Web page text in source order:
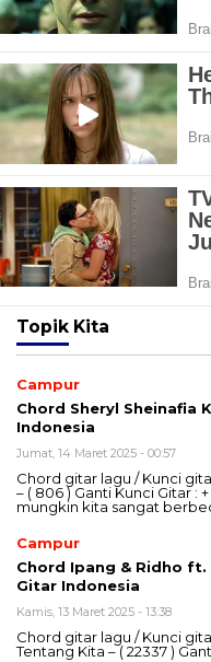
Topik Kita
Campur
Chord Sheryl Sheinafia
Indonesia
Jumat, 14 Maret 2025 - 00:57
Chord gitar lagu / Kunci
– ( 806 ) Ganti Kunci
mungkin kita sangat
Campur
Chord Ipang & Ridho ft.
Gitar Indonesia
Kamis, 13 Maret 2025 - 13:38
Chord gitar lagu / Kunci
Tentang Kita – ( 22337 )